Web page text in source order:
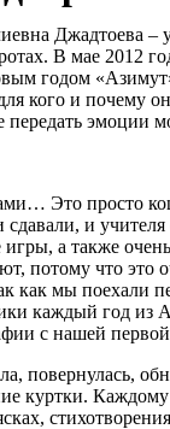
Джадтоева
В мае 2012
годом
кого и почему
передать эмоции
Это просто
и
а также
потому что это
как мы поехали
каждый год
с нашей первой
повернулась,
куртки. Каждому